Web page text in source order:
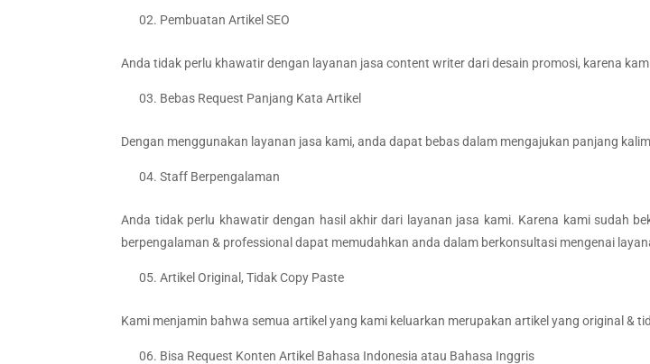
Pembuatan Artikel SEO
Anda tidak perlu khawatir dengan layanan jasa content writer dari desain promosi, karena
Bebas Request Panjang Kata Artikel
Dengan menggunakan layanan jasa kami, anda dapat bebas dalam mengajukan panjang
Staff Berpengalaman
Anda tidak perlu khawatir dengan hasil akhir dari layanan jasa kami. Karena kami sudah
berpengalaman & professional dapat memudahkan anda dalam berkonsultasi mengenai
Artikel Original, Tidak Copy Paste
Kami menjamin bahwa semua artikel yang kami keluarkan merupakan artikel yang original &
Bisa Request Konten Artikel Bahasa Indonesia atau Bahasa Inggris